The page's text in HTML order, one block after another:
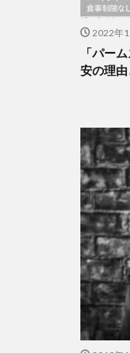
2022年
「パー
安の理由